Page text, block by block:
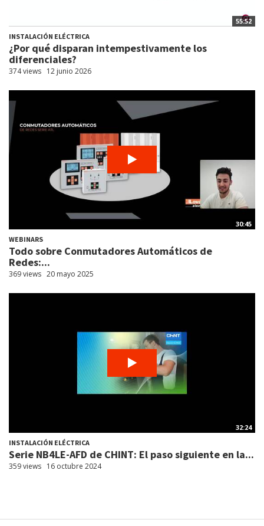
55:52
INSTALACIÓN ELÉCTRICA
¿Por qué disparan intempestivamente los
diferenciales?
374 views 12 junio 2026
30:45
WEBINARS
Todo sobre Conmutadores Automáticos de
Redes:...
369 views 20 mayo 2025
32:24
INSTALACIÓN ELÉCTRICA
Serie NB4LE-AFD de CHINT: El paso siguiente en la...
359 views 16 octubre 2024